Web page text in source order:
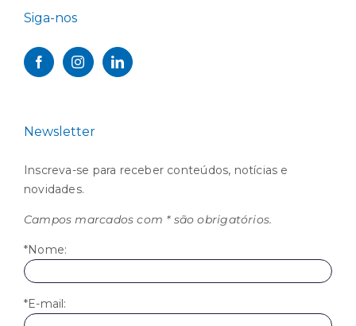
Siga-nos
Newsletter
Inscreva-se para receber conteúdos, notícias e
novidades.
Campos marcados com * são obrigatórios.
*Nome:
*E-mail: